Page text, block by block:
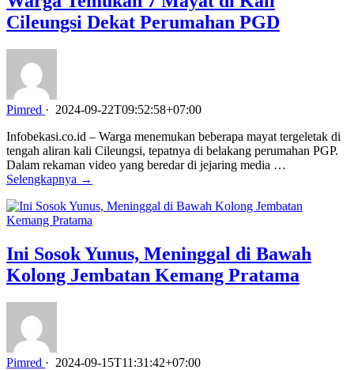
Cileungsi Dekat Perumahan PGD
Pimred · 2024-09-22T09:52:58+07:00
Infobekasi.co.id – Warga menemukan beberapa mayat tergeletak di
tengah aliran kali Cileungsi, tepatnya di belakang perumahan PGP.
Dalam rekaman video yang beredar di jejaring media …
Selengkapnya →
Ini Sosok Yunus, Meninggal di Bawah
Kolong Jembatan Kemang Pratama
Pimred · 2024-09-15T11:31:42+07:00